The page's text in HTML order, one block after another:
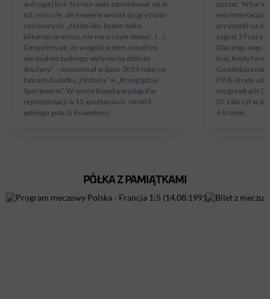
w drugiej linii. Na murawie zameldował się w
63. minucie, ale niewiele wniósł do gry biało-
czerwonych. „Na boisku byłem tylko
kilkanaście minut, nie ma o czym mówić. (...)
Cieszyłem się, że w ogóle jestem w kadrze,
nie miałem żadnego wpływu na oblicze
drużyny” – wspominał w lipcu 2019 roku na
łamach dodatku „Historia” w „Przeglądzie
Sportowym”. W sumie Rzepka wystąpił w
reprezentacji w 15 spotkaniach, strzelił
jednego gola (z Kuwejtem).
postać. W
przyszedł na
zagrał 37 razy i
Dlaczego więc
kraj, kiedy
Gwadelupa nie
FIFA i brała
rozgrywkach
07 zaliczył w
4 bramki.
PÓŁKA Z PAMIĄTKAMI